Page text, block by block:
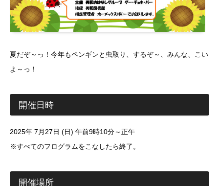
夏だぞ～っ！今年もペンギンと虫取り、するぞ～、みんな、こい
よ～っ！
開催日時
2025年 7月27日 (日) 午前9時10分～正午
※すべてのフログラムをこなしたら終了。
開催場所